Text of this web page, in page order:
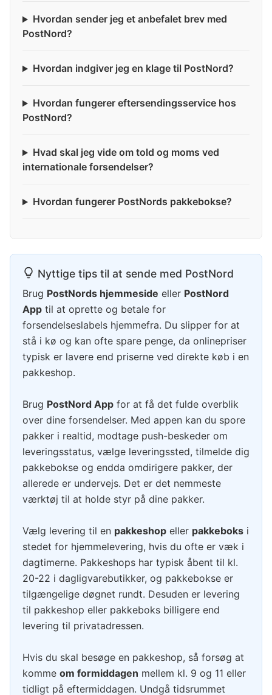
Hvordan sender jeg et anbefalet brev med
PostNord?
Hvordan indgiver jeg en klage til PostNord?
Hvordan fungerer eftersendingsservice hos
PostNord?
Hvad skal jeg vide om told og moms ved
internationale forsendelser?
Hvordan fungerer PostNords pakkebokse?
Nyttige tips til at sende med PostNord
Brug PostNords hjemmeside eller PostNord
App til at oprette og betale for
forsendelseslabels hjemmefra. Du slipper for at
stå i kø og kan ofte spare penge, da onlinepriser
typisk er lavere end priserne ved direkte køb i en
pakkeshop.
Brug PostNord App for at få det fulde overblik
over dine forsendelser. Med appen kan du spore
pakker i realtid, modtage push-beskeder om
leveringsstatus, vælge leveringssted, tilmelde dig
pakkebokse og endda omdirigere pakker, der
allerede er undervejs. Det er det nemmeste
værktøj til at holde styr på dine pakker.
Vælg levering til en pakkeshop eller pakkeboks i
stedet for hjemmelevering, hvis du ofte er væk i
dagtimerne. Pakkeshops har typisk åbent til kl.
20-22 i dagligvarebutikker, og pakkebokse er
tilgængelige døgnet rundt. Desuden er levering
til pakkeshop eller pakkeboks billigere end
levering til privatadressen.
Hvis du skal besøge en pakkeshop, så forsøg at
komme om formiddagen mellem kl. 9 og 11 eller
tidligt på eftermiddagen. Undgå tidsrummet